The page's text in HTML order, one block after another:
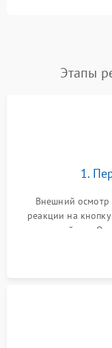
Этапы
1.
Внешний осмотр
реакции на
устройства.
лабораторного